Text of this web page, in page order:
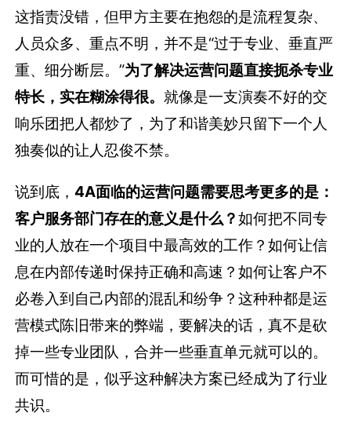
这指责没错，但甲方主要在抱怨的是流程复杂、
人员众多、重点不明，并不是“过于专业、垂直严
重、细分断层。”为了解决运营问题直接扼杀专业
特长，实在糊涂得很。就像是一支演奏不好的交
响乐团把人都炒了，为了和谐美妙只留下一个人
独奏似的让人忍俊不禁。
说到底， 4A面临的运营问题需要思考更多的是：
客户服务部门存在的意义是什么？如何把不同专
业的人放在一个项目中最高效的工作？如何让信
息在内部传递时保持正确和高速？如何让客户不
必卷入到自己内部的混乱和纷争？这种种都是运
营模式陈旧带来的弊端，要解决的话，真不是砍
掉一些专业团队，合并一些垂直单元就可以的。
而可惜的是，似乎这种解决方案已经成为了行业
共识。